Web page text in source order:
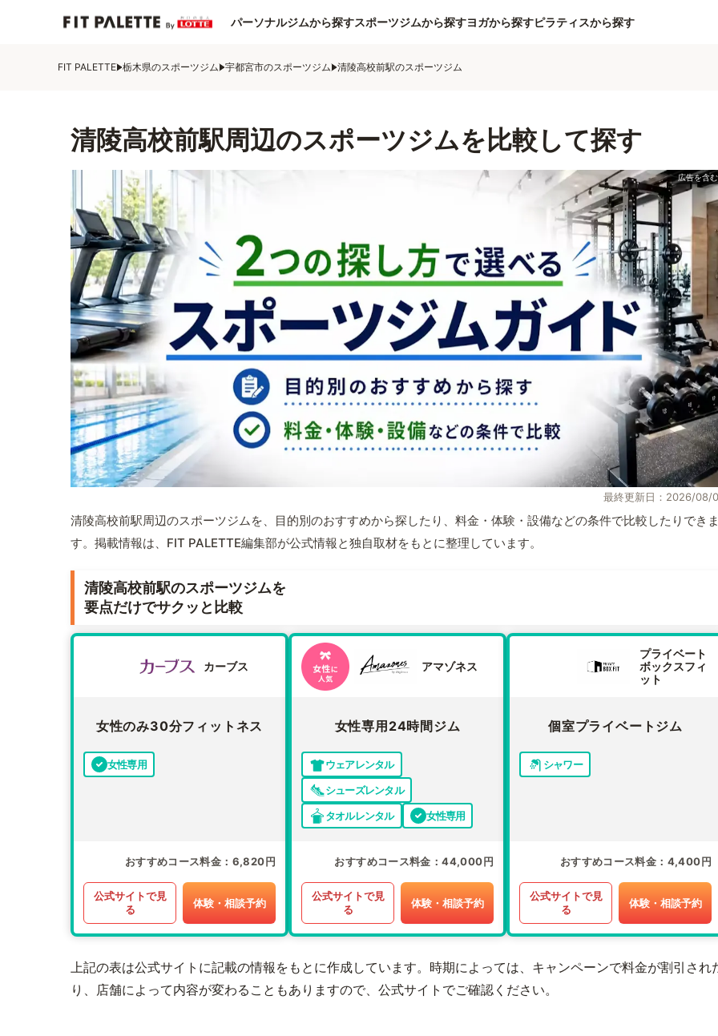
パーソナルジムから探すスポーツジムから探すヨガから探すピラティスから探す
FIT PALETTE 栃木県のスポーツジム 宇都宮市のスポーツジム 清陵高校前駅のスポーツジム
清陵高校前駅周辺のスポーツジムを比較して探す
最終更新日：2026/08/
清陵高校前駅周辺のスポーツジムを、目的別のおすすめから探したり、料金・体験・設備などの条件で比較したりでき
す。掲載情報は、FIT PALETTE編集部が公式情報と独自取材をもとに整理しています。
清陵高校前駅のスポーツジムを
要点だけでサクッと比較
カーブス
女性のみ30分フィットネス
女性専用
おすすめコース料金 6,820円
公式サイトで見
る
体験・相談予約
アマゾネス
女性専用24時間ジム
ウェアレンタル
シューズレンタル
タオルレンタル
女性専用
おすすめコース料金 44,000円
公式サイトで見
る
体験・相談予約
プライベート
ボックスフィ
ット
個室プライベートジム
シャワー
おすすめコース料金 4,400円
公式サイトで見
る
体験・相談予約
上記の表は公式サイトに記載の情報をもとに作成しています。時期によっては、キャンペーンで料金が割引され
り、店舗によって内容が変わることもありますので、公式サイトでご確認ください。